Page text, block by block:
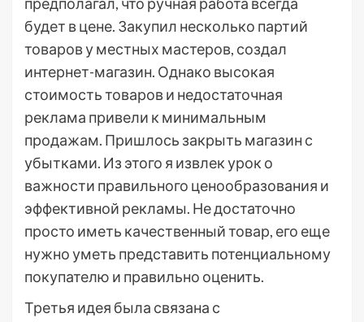
будет в цене. Закупил несколько партий
товаров у местных мастеров, создал
интернет-магазин. Однако высокая
стоимость товаров и недостаточная
реклама привели к минимальным
продажам. Пришлось закрыть магазин с
убытками. Из этого я извлек урок о
важности правильного ценообразования и
эффективной рекламы. Не достаточно
просто иметь качественный товар, его еще
нужно уметь представить потенциальному
покупателю и правильно оценить.
Третья идея была связана с